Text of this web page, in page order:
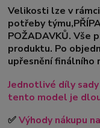
Velikosti lze v
potřeby
POŽADAVKŮ. Vše
produktu. Po
upřesnění finálního
Jednotlivé díly
tento model je
✅Výhody nákupu